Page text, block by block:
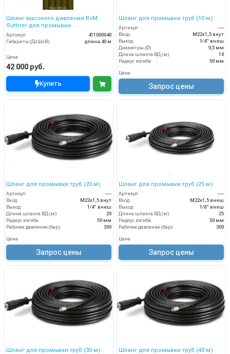
Шланг высокого давления R+M
Suttner для промывки
канализационных труб (длина — 40
м, диаметр 4 мм)
Артикул
411000040
Габариты (ДхШхВ)
длина 40 м
Цена
42 000 руб.
Купить
Шланг для промывки труб (10 м)
Артикул
----
Вход
М22х1,5 внут
Выход
1/4" внеш
Диаметры (Ø)
9,5 мм
Длина шланга ВД (м)
10
Радиус изгиба
50 мм
Цена
Запрос цены
Шланг для промывки труб (20 м)
Артикул
----
Вход
М22х1,5 внут
Выход
1/4" внеш
Длина шланга ВД (м)
20
Радиус изгиба
50 мм
Рабочее давление (бар)
300
Цена
Запрос цены
Шланг для промывки труб (25 м)
Артикул
----
Вход
М22х1,5 внеш
Выход
1/8" внеш
Длина шланга ВД (м)
25
Радиус изгиба
50 мм
Рабочее давление (бар)
300
Цена
Запрос цены
Шланг для промывки труб (30 м) Шланг для промывки труб (40 м)